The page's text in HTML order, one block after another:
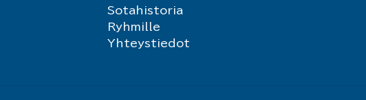
Sotahistoria
Ryhmille
Yhteystiedot